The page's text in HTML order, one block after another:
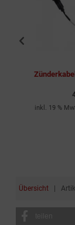
inkl. 19 %
Übersicht |
teilen